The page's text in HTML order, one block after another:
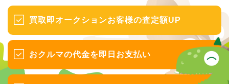
買取即オークションお客様の査定額UP
おクルマの代金を即日お支払い